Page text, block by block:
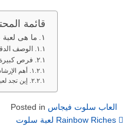
قائمة
ما هى
الوصف
فرص كبيرة
أهم
إين تجد
Posted in العاب سلوت فيجاس
لعبة سلوت Rainbow Riches